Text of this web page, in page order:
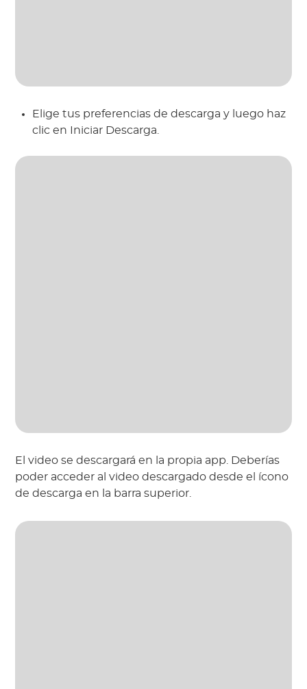
Elige tus preferencias de descarga y luego haz
clic en Iniciar Descarga.
El video se descargará en la propia app. Deberías
poder acceder al video descargado desde el ícono
de descarga en la barra superior.